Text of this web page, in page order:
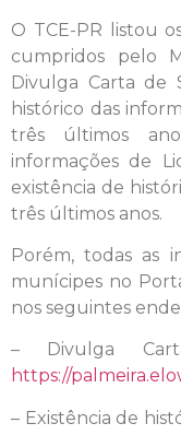
O TCE-PR listou
cumpridos pelo
Divulga Carta de
histórico das
três últimos
informações de
existência de
três últimos anos.
Porém, todas as
munícipes no
nos seguintes
– Divulga
https://
– Existência de